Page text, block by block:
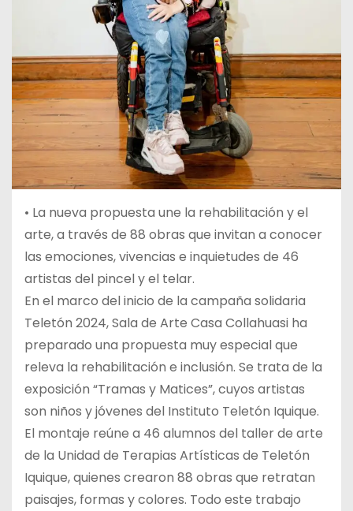
• La nueva propuesta une la rehabilitación y el
arte, a través de 88 obras que invitan a conocer
las emociones, vivencias e inquietudes de 46
artistas del pincel y el telar.
En el marco del inicio de la campaña solidaria
Teletón 2024, Sala de Arte Casa Collahuasi ha
preparado una propuesta muy especial que
releva la rehabilitación e inclusión. Se trata de la
exposición “Tramas y Matices”, cuyos artistas
son niños y jóvenes del Instituto Teletón Iquique.
El montaje reúne a 46 alumnos del taller de arte
de la Unidad de Terapias Artísticas de Teletón
Iquique, quienes crearon 88 obras que retratan
paisajes, formas y colores. Todo este trabajo